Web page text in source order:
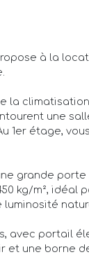
à la
la
une
1er étage,
grande porte
kg/m², idéal
avec portail
et une borne